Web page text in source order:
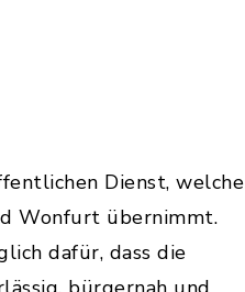
Dienst, welche
Wonfurt übernimmt.
dafür, dass die